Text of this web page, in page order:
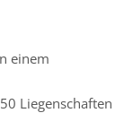
einem
Liegenschaften